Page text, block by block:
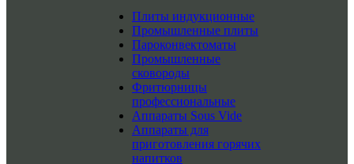
Плиты индукционные
Промышленные плиты
Пароконвектоматы
Промышленные
сковороды
Фритюрницы
профессиональные
Аппараты Sous Vide
Аппараты для
приготовления горячих
напитков